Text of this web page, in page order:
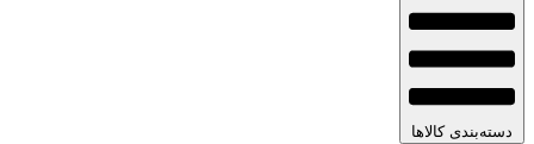
دسته‌بندی کالاها